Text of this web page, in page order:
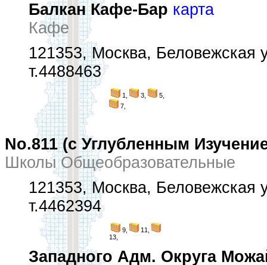
Балкан Кафе-Бар карта
Кафе
121353, Москва, Беловежская
т.4488463
1, 3,
5,
7,
No.811 (с Углубленным
Школы Общеобразовательные
121353, Москва, Беловежская
т.4462394
9,
11,
13,
Западного Адм. Округа